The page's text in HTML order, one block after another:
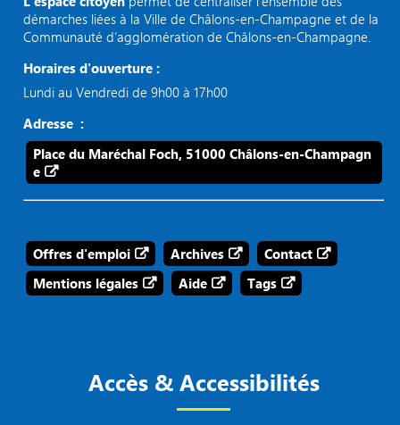
démarches liées à la Ville de Châlons-en-Champagne et de la
Communauté d’agglomération de Châlons-en-Champagne.
Horaires d'ouverture :
Lundi au Vendredi de 9h00 à 17h00
Adresse :
Place du Maréchal Foch, 51000 Châlons-en-Champagn
e
Offres d'emploi Archives
Contact
Mentions légales
Aide Tags
Accès & Accessibilités